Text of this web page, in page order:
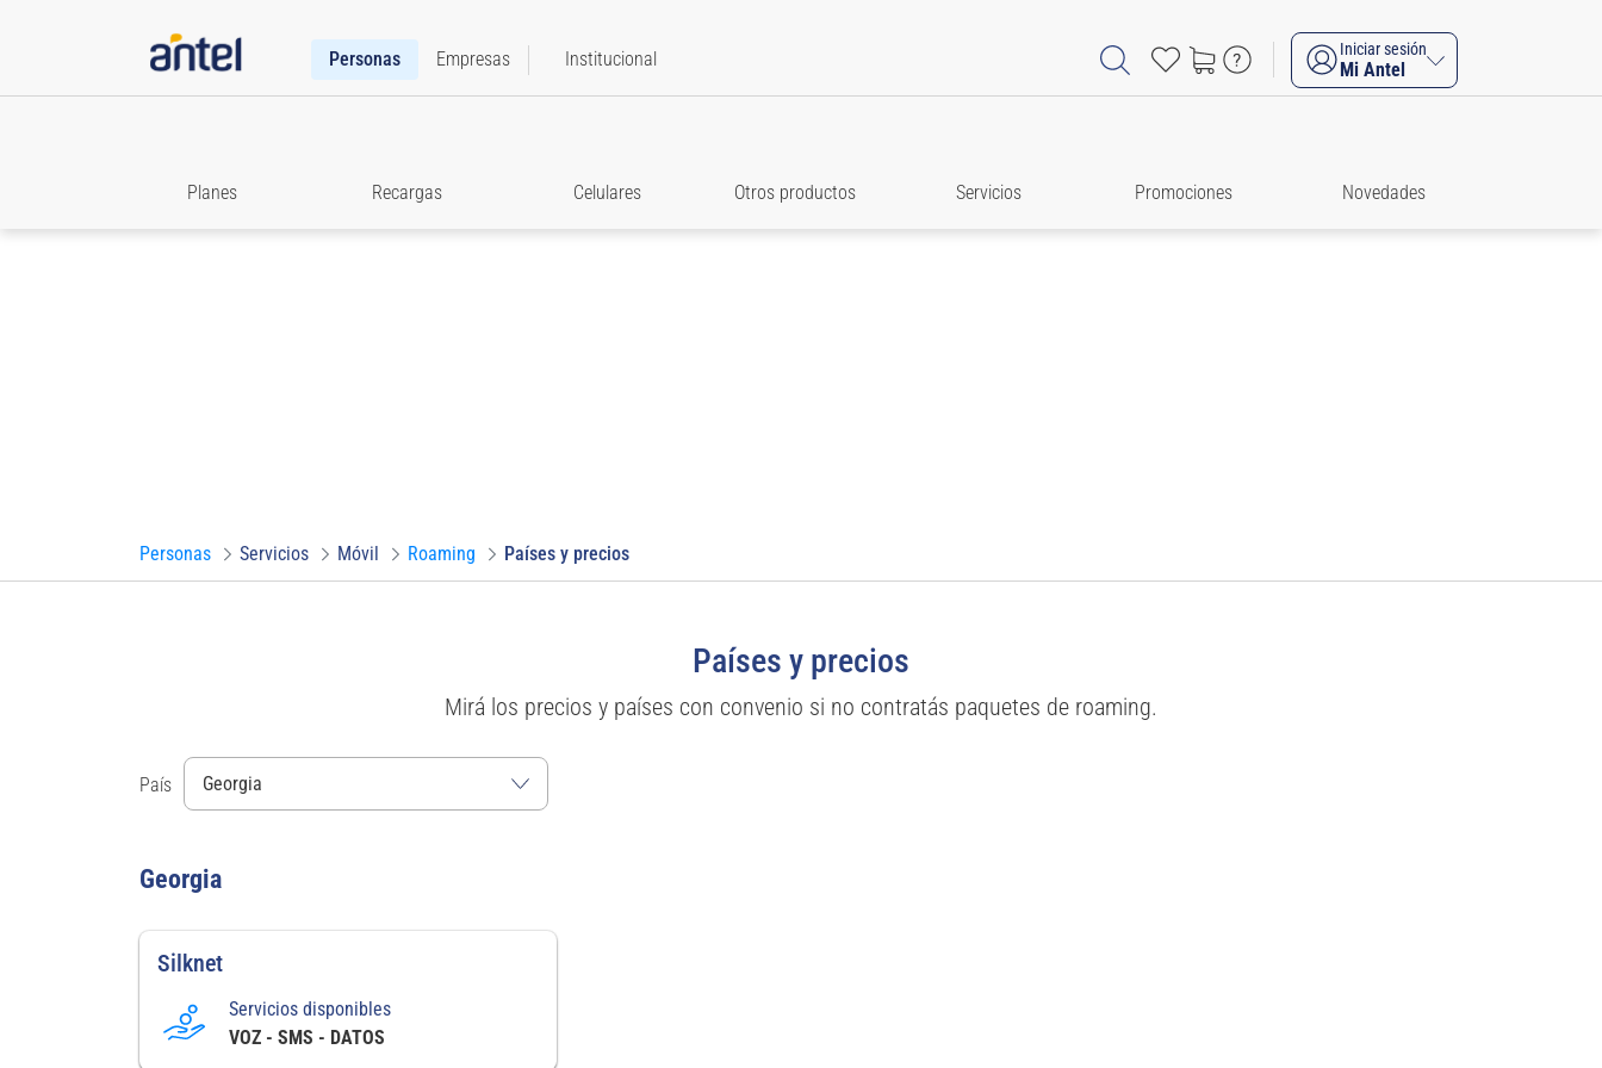
Personas Empresas Institucional Iniciar sesión
Mi Antel
Planes Recargas Celulares Otros productos Servicios Promociones Novedades
Personas Servicios Móvil Roaming Países y precios
Países y precios
Mirá los precios y países con convenio si no contratás paquetes de roaming.
País
Georgia
Silknet
Servicios disponibles
VOZ - SMS - DATOS